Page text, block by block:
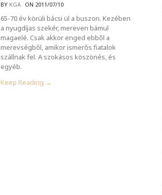
BY KGA ON 2011/07/10
65-70 év körüli bácsi ül a buszon. Kezében
a nyugdíjas szekér, mereven bámul
magaelé. Csak akkor enged ebből a
merevségből, amikor ismerős fiatalok
szállnak fel. A szokásos köszönés, és
egyéb.
Keep Reading →